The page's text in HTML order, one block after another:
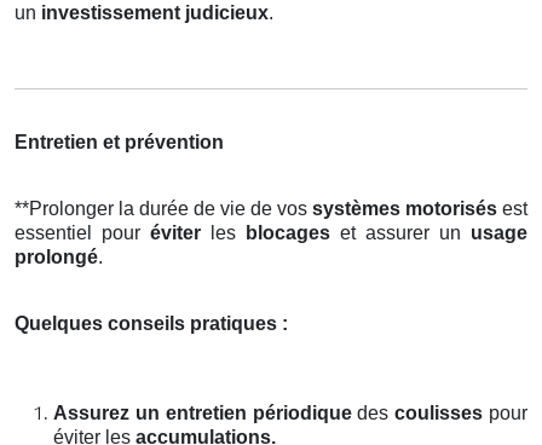
un investissement judicieux.
Entretien et prévention
**Prolonger la durée de vie de vos systèmes motorisés est
essentiel pour éviter les blocages et assurer un usage
prolongé.
Quelques conseils pratiques :
Assurez un entretien périodiquedescoulisses pour
éviter les accumulations.